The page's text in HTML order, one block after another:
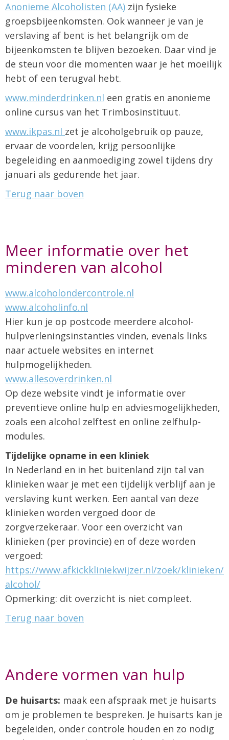
Anonieme Alcoholisten (AA) zijn fysieke
groepsbijeenkomsten. Ook wanneer je van je
verslaving af bent is het belangrijk om de
bijeenkomsten te blijven bezoeken. Daar vind je
de steun voor die momenten waar je het moeilijk
hebt of een terugval hebt.
www.minderdrinken.nl een gratis en anonieme
online cursus van het Trimbosinstituut.
www.ikpas.nl zet je alcoholgebruik op pauze,
ervaar de voordelen, krijg persoonlijke
begeleiding en aanmoediging zowel tijdens dry
januari als gedurende het jaar.
Terug naar boven
Meer informatie over het
minderen van alcohol
www.alcoholondercontrole.nl
www.alcoholinfo.nl
Hier kun je op postcode meerdere alcohol-
hulpverleningsinstanties vinden, evenals links
naar actuele websites en internet
hulpmogelijkheden.
www.allesoverdrinken.nl
Op deze website vindt je informatie over
preventieve online hulp en adviesmogelijkheden,
zoals een alcohol zelftest en online zelfhulp-
modules.
Tijdelijke opname in een kliniek
In Nederland en in het buitenland zijn tal van
klinieken waar je met een tijdelijk verblijf aan je
verslaving kunt werken. Een aantal van deze
klinieken worden vergoed door de
zorgverzekeraar. Voor een overzicht van
klinieken (per provincie) en of deze worden
vergoed:
https://www.afkickkliniekwijzer.nl/zoek/klinieken/
alcohol/
Opmerking: dit overzicht is niet compleet.
Terug naar boven
Andere vormen van hulp
De huisarts: maak een afspraak met je huisarts
om je problemen te bespreken. Je huisarts kan je
begeleiden, onder controle houden en zo nodig